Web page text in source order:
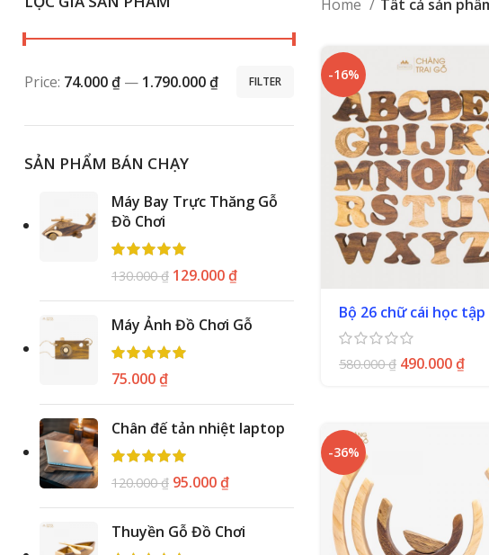
FILTER
Price: 74.000 ₫ — 1.790.000 ₫
SẢN PHẨM BÁN CHẠY
Máy Bay Trực Thăng Gỗ
Đồ Chơi
130.000₫ 129.000₫
Máy Ảnh Đồ Chơi Gỗ
75.000₫
Chân đế tản nhiệt laptop
120.000₫ 95.000₫
Thuyền Gỗ Đồ Chơi
Home Tất cả sản
-16%
Bộ 26 chữ cái học tập
580.000₫ 490.000₫
-36%